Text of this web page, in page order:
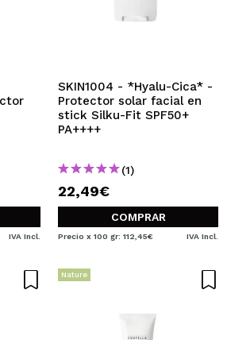
IVA Incl.
SKIN1004 - *Hyalu-Cica* -
Protector solar facial en
stick Silku-Fit SPF50+
PA++++
(1)
22,49€
COMPRAR
Precio x 100 gr: 112,45€ IVA Incl.
Nature